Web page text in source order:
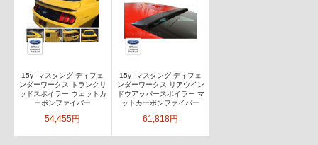
15y- マスタング ディフェ
ンダーワークス トランクリ
ッドスポイラー ウェットカ
ーボンファイバー
54,455円
15y- マスタング ディフェ
ンダーワークス リアウイン
ドウアッパースポイラー マ
ットカーボンファイバー
61,818円